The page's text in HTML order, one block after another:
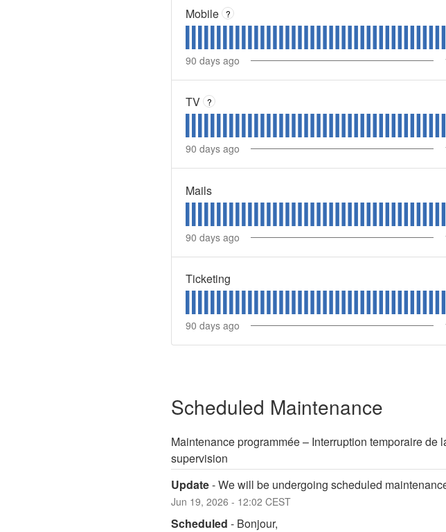
Mobile ?
90 days ago
TV ?
90 days ago
Mails
90 days ago
Ticketing
90 days ago
Scheduled Maintenance
Maintenance programmée – Interruption temporaire de
supervision
Update-We will be undergoing scheduled
Jun 19, 2026 - 12:02 CEST
Scheduled - Bonjour,